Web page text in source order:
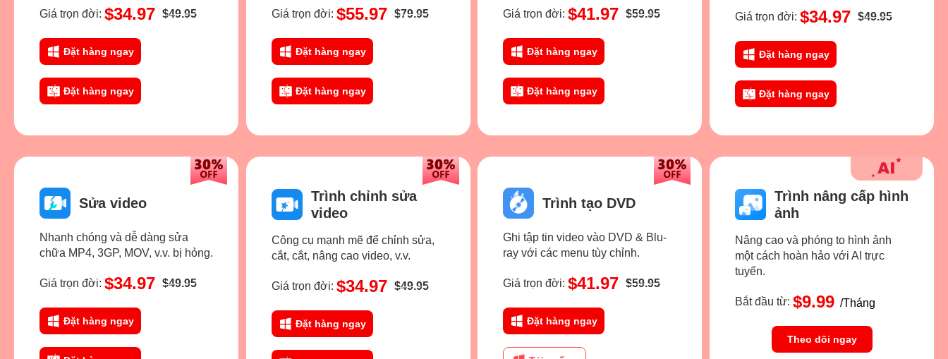
Giá trọn đời: $34.97 $49.95
Đặt hàng ngay
Đặt hàng ngay
Giá trọn đời: $55.97 $79.95
Đặt hàng ngay
Đặt hàng ngay
Giá trọn đời: $41.97 $59.95
Đặt hàng ngay
Đặt hàng ngay
Giá trọn đời: $34.97 $49.95
Đặt hàng ngay
Đặt hàng ngay
Sửa video
Nhanh chóng và dễ dàng sửa
chữa MP4, 3GP, MOV, v.v. bị hỏng.
Giá trọn đời: $34.97 $49.95
Đặt hàng ngay
Trình chỉnh sửa
video
Công cụ mạnh mẽ để chỉnh sửa,
cắt, cắt, nâng cao video, v.v.
Giá trọn đời: $34.97 $49.95
Đặt hàng ngay
Trình tạo DVD
Ghi tập tin video vào DVD & Blu-
ray với các menu tùy chỉnh.
Giá trọn đời: $41.97 $59.95
Đặt hàng ngay
Trình nâng cấp hình
ảnh
Nâng cao và phóng to hình ảnh
một cách hoàn hảo với AI trực
tuyến.
Bắt đầu từ: $9.99 /Tháng
Theo dõi ngay